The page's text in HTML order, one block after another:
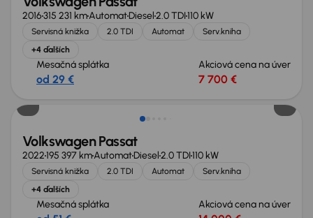
2016315 231 kmAutomatDiesel2.0 TDI110 kW
Servisná knižka 2.0 TDI Automat
Serv.kniha
+4 ďalších
Mesačná splátka
od 29 €
Akciová cena na úver
7 700 €
Volkswagen Passat
2022195 397 kmAutomatDiesel2.0 TDI110 kW
Servisná knižka 2.0 TDI Automat
Serv.kniha
+4 ďalších
Mesačná splátka Akciová cena na úver